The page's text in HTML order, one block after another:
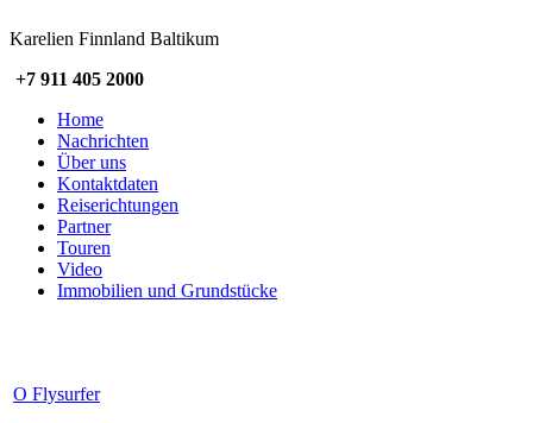
Karelien Finnland Baltikum
+7 911 405 2000
Home
Nachrichten
Über uns
Kontaktdaten
Reiserichtungen
Partner
Touren
Video
Immobilien und Grundstücke
О Flysurfer